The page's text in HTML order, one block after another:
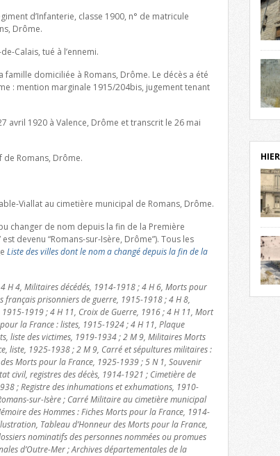
d’Infanterie, classe 1900, n° de matricule
Drôme.
Calais, tué à l’ennemi.
famille domiciliée à Romans, Drôme. Le décès a été
: mention marginale 1915/204bis, jugement tenant
avril 1920 à Valence, Drôme et transcrit le 26 mai
de Romans, Drôme.
Viallat au cimetière municipal de Romans, Drôme.
changer de nom depuis la fin de la Première
devenu “Romans-sur-Isère, Drôme”). Tous les
Liste des villes dont le nom a changé depuis la fin de la
H 4, Militaires décédés, 1914-1918 ; 4 H 6, Morts pour
français prisonniers de guerre, 1915-1918 ; 4 H 8,
1919 ; 4 H 11, Croix de Guerre, 1916 ; 4 H 11, Mort
la France : listes, 1915-1924 ; 4 H 11, Plaque
liste des victimes, 1919-1934 ; 2 M 9, Militaires Morts
liste, 1925-1938 ; 2 M 9, Carré et sépultures militaires :
Morts pour la France, 1925-1939 ; 5 N 1, Souvenir
civil, registres des décès, 1914-1921 ; Cimetière de
; Registre des inhumations et exhumations, 1910-
sur-Isère ; Carré Militaire au cimetière municipal
des Hommes : Fiches Morts pour la France, 1914-
Tableau d’Honneur des Morts pour la France,
nominatifs des personnes nommées ou promues
d’Outre-Mer ; Archives départementales de la